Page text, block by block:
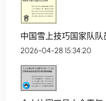
中国雪上技巧国家队队
2026-04-28 15:34:20